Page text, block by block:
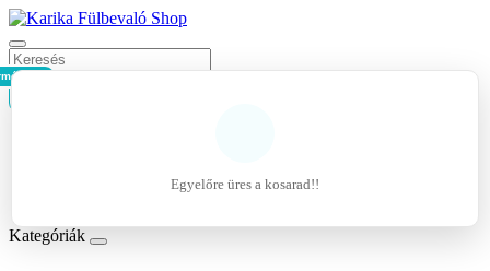
- 0Ft
Egyelőre üres a kosarad!!
Kategóriák